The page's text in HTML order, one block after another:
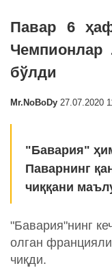
Павар 6
Чемпионлар
бўлди
Mr.NoBoDy 27.07.2020
"Бавария"
Паварнинг
чиққани
"Бавария"нинг
олган
чиқди.